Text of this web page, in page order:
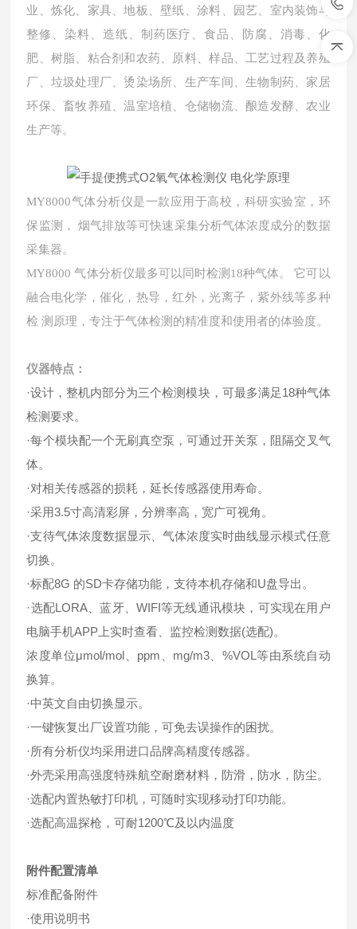
业、炼化、家具、地板、壁纸、涂料、园艺、室内装饰与
整修、染料、造纸、制药医疗、食品、防腐、消毒、化
肥、树脂、粘合剂和农药、原料、样品、工艺过程及养殖
厂、垃圾处理厂、烫染场所、生产车间、生物制药、家居
环保、畜牧养殖、温室培植、仓储物流、酿造发酵、农业
生产等。
MY8000气体分析仪是一款应用于高校，科研实验室，环
保监测， 烟气排放等可快速采集分析气体浓度成分的数据
采集器。
MY8000 气体分析仪最多可以同时检测18种气体。 它可以
融合电化学，催化，热导，红外，光离子，紫外线等多种
检 测原理，专注于气体检测的精准度和使用者的体验度。
仪器特点：
·设计，整机内部分为三个检测模块，可最多满足18种气体
检测要求。
·每个模块配一个无刷真空泵，可通过开关泵，阻隔交叉气
体。
·对相关传感器的损耗，延长传感器使用寿命。
·采用3.5寸高清彩屏，分辨率高，宽广可视角。
·支待气体浓度数据显示、气体浓度实时曲线显示模式任意
切换。
·标配8G 的SD卡存储功能，支待本机存储和U盘导出。
·选配LORA、蓝牙、WIFI等无线通讯模块，可实现在用户
电脑手机APP上实时查看、监控检测数据(选配)。
浓度单位μmol/mol、ppm、mg/m3、%VOL等由系统自动
换算。
·中英文自由切换显示。
·一键恢复出厂设置功能，可免去误操作的困扰。
·所有分析仪均采用进口品牌高精度传感器。
·外壳采用高强度特殊航空耐磨材料，防滑，防水，防尘。
·选配内置热敏打印机，可随时实现移动打印功能。
·选配高温探枪，可耐1200℃及以内温度
附件配置清单
标准配备附件
·使用说明书